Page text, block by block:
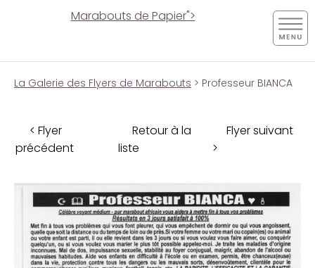
Marabouts de Papier">
La Galerie des Flyers de Marabouts > Professeur BIANCA
< Flyer
précédent
Retour à la
liste
Flyer suivant
>